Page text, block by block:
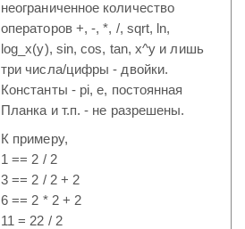
неограниченное количество
операторов +, -, *, /, sqrt, ln,
log_x(y), sin, cos, tan, x^y и лишь
три числа/цифры - двойки.
Константы - pi, e, постоянная
Планка и т.п. - не разрешены.
К примеру,
1 == 2 / 2
3 == 2 / 2 + 2
6 == 2 * 2 + 2
11 = 22 / 2